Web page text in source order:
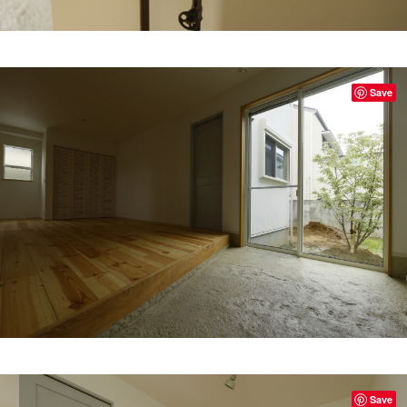
Save
Save